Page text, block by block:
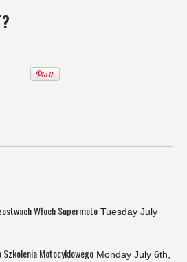
Włoch Supermoto Tuesday July
Szkolenia Motocyklowego Monday July 6th,